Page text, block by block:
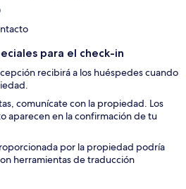
para el check-in
recibirá a los huéspedes cuando
comunícate con la propiedad. Los
aparecen en la confirmación de tu
por la propiedad podría
herramientas de traducción